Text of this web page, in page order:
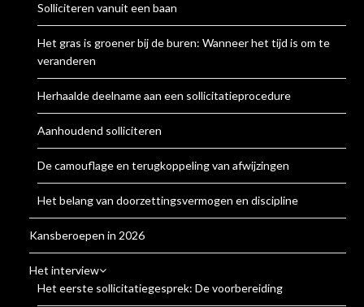
Solliciteren vanuit een baan
Het gras is groener bij de buren: Wanneer het tijd is om te
veranderen
Herhaalde deelname aan een sollicitatieprocedure
Aanhoudend solliciteren
De camouflage en terugkoppeling van afwijzingen
Het belang van doorzettingsvermogen en discipline
Kansberoepen in 2026
Het interview
Het eerste sollicitatiegesprek: De voorbereiding